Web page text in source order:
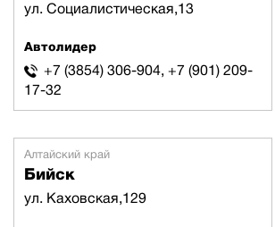
ул. Социалистическая,13
Автолидер
+7 (3854) 306-904, +7 (901) 209-
17-32
Алтайский край
Бийск
ул. Каховская,129